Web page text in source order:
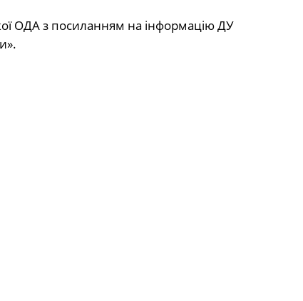
ОДА з посиланням на інформацію ДУ